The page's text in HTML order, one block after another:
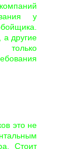
у
а другие
это не
Стоит